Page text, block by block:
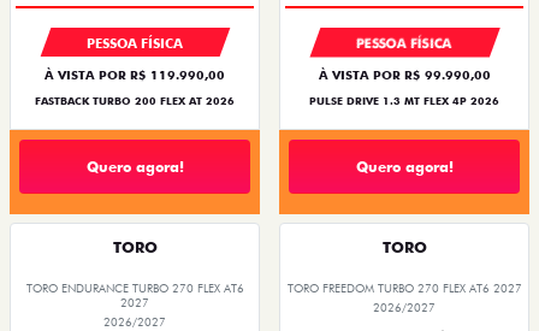
PESSOA FÍSICA
À VISTA POR R$ 119.990,00
FASTBACK TURBO 200 FLEX AT 2026
Quero agora!
PESSOA FÍSICA
À VISTA POR R$ 99.990,00
PULSE DRIVE 1.3 MT FLEX 4P 2026
Quero agora!
TORO
TORO ENDURANCE TURBO 270 FLEX AT6
2027
2026/2027
TORO
TORO FREEDOM TURBO 270 FLEX AT6 2027
2026/2027